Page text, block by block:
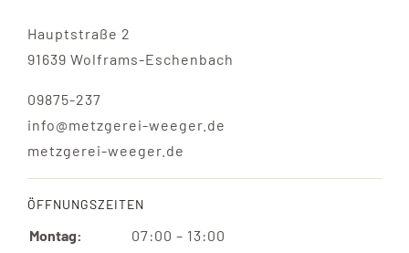
Hauptstraße 2
91639 Wolframs-Eschenbach
09875-237
info@metzgerei-weeger.de
metzgerei-weeger.de
ÖFFNUNGSZEITEN
Montag:
07:00 – 13:00